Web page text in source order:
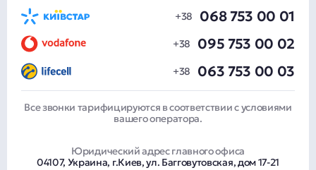
068 753 00 01
095 753 00 02
063 753 00 03
Все звонки тарифицируются в соответствии с условиями
вашего оператора.
Юридический адрес главного офиса
04107, Украина, г.Киев, ул. Багговутовская, дом 17-21